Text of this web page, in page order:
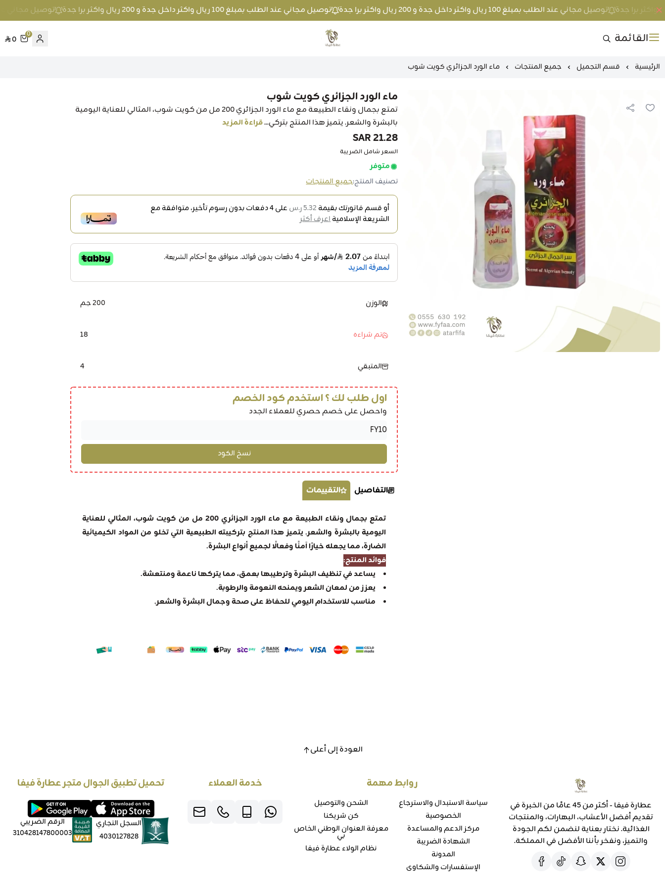
توصيل مجاني عند الطلب بمبلغ 100 ريال واكثر داخل جدة و 200 ريال واكثر برا جدة توصيل مجاني عند الطلب بمبلغ 100 ريال واكثر داخل جدة و 200 ريال واكثر برا جدة توصيل مجاني عند الطلب بمبلغ 100 ريال
القائمة متجر عطارة فيفا
0
0
الرئيسية قسم التجميل جميع المنتجات ماء الورد الجزائري كويت شوب
ماء الورد الجزائري كويت شوب
تمتع بجمال ونقاء الطبيعة مع ماء الورد الجزائري 200 مل من كويت شوب، المثالي للعناية اليومية
بالبشرة والشعر. يتميز هذا المنتج بتركي...قراءة المزيد
21.28 SAR
السعر شامل الضريبة
متوفر
تصنيف المنتج:جميع المنتجات
أو قسم فاتورتك بقيمة 5.32 ر.س على4دفعات بدون رسوم تأخير، متوافقة مع
الشريعة الإسلاميةاعرف أكثر
الوزن 200 جم
تم شراءه 18
المتبقي 4
اول طلب لك ؟ استخدم كود الخصم
واحصل على خصم حصري للعملاء الجدد
التفاصيل التقييمات
تمتع بجمال ونقاء الطبيعة مع ماء الورد الجزائري 200 مل من كويت شوب، المثالي للعناية
اليومية بالبشرة والشعر. يتميز هذا المنتج بتركيبته الطبيعية التي تخلو من المواد الكيميائية
الضارة، مما يجعله خيارًا آمنًا وفعالًا لجميع أنواع البشرة.
فوائد المنتج:
يساعد في تنظيف البشرة وترطيبها بعمق، مما يتركها ناعمة ومنتعشة.
يعزز من لمعان الشعر ويمنحه النعومة والرطوبة.
مناسب للاستخدام اليومي للحفاظ على صحة وجمال البشرة والشعر.
العودة إلى أعلى
عطارة فيفا - أكثر من 45 عامًا من الخبرة في
تقديم أفضل الأعشاب، البهارات، والمنتجات
الغذائية. نختار بعناية لنضمن لكم الجودة
والتميز، ونفخر بأننا الأفضل في المملكة.
روابط مهمة
سياسة الاستبدال والاسترجاع
الخصوصية
مركز الدعم والمساعدة
الشهادة الضريبة
المدونة
الإستفسارات والشكاوي
الشحن والتوصيل
كن شريكنا
معرفة العنوان الوطني الخاص
بي
نظام الولاء عطارة فيفا
خدمة العملاء تحميل تطبيق الجوال متجر عطارة فيفا
السجل التجاري
4030127828
الرقم الضريبي
310428147800003